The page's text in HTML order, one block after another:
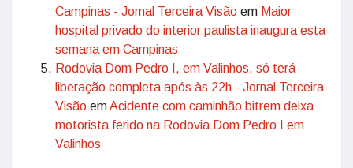
Campinas - Jornal Terceira Visão em Maior
hospital privado do interior paulista inaugura esta
semana em Campinas
Rodovia Dom Pedro I, em Valinhos, só terá
liberação completa após às 22h - Jornal Terceira
Visão emAcidente com caminhão bitrem deixa
motorista ferido na Rodovia Dom Pedro I em
Valinhos